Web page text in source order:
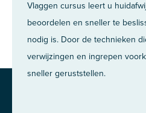
Vlaggen cursus leert u
beoordelen en sneller te
nodig is. Door de technieken
verwijzingen en ingrepen
sneller geruststellen.